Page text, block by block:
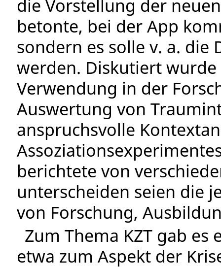
die Vorstellung der
betonte, bei der App
sondern es solle v. a.
werden. Diskutiert
Verwendung in der
Auswertung von
anspruchsvolle
berichtete von
unterscheiden seien die
von Forschung,
Zum Thema KZT gab
etwa zum Aspekt der